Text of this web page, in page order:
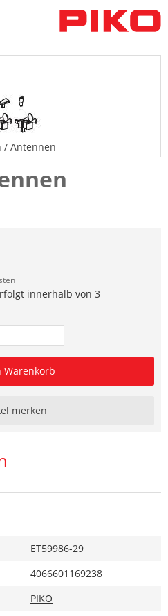
/ Antennen
innerhalb von 3
Warenkorb
merken
ET59986-29
4066601169238
PIKO